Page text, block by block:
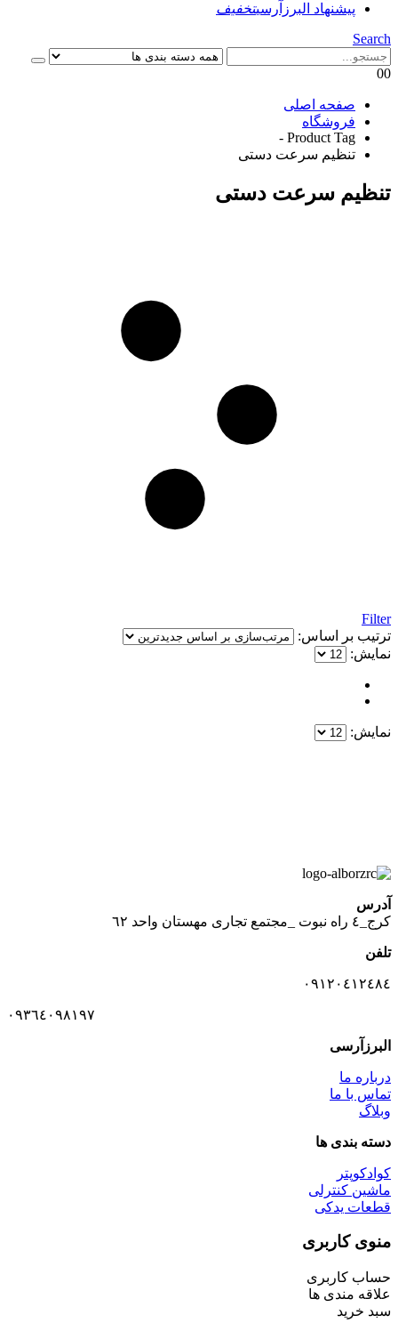
پیشنهاد البرزآرسیتخفیف
Search
00
صفحه اصلی
فروشگاه
Product Tag -
تنظیم سرعت دستی
تنظیم سرعت دستی
Filter
ترتیب بر اساس:
نمایش:
نمایش:
آدرس
كرج_٤ راه نبوت _مجتمع تجارى مهستان واحد ٦٢
تلفن
٠٩١٢٠٤١٢٤٨٤
٠٩٣٦٤٠٩٨١٩٧
البرزآرسی
درباره ما
تماس با ما
وبلاگ
دسته بندی ها
کوادکوپتر
ماشین کنترلی
قطعات یدکی
منوی کاربری
حساب کاربری
علاقه مندی ها
سبد خرید